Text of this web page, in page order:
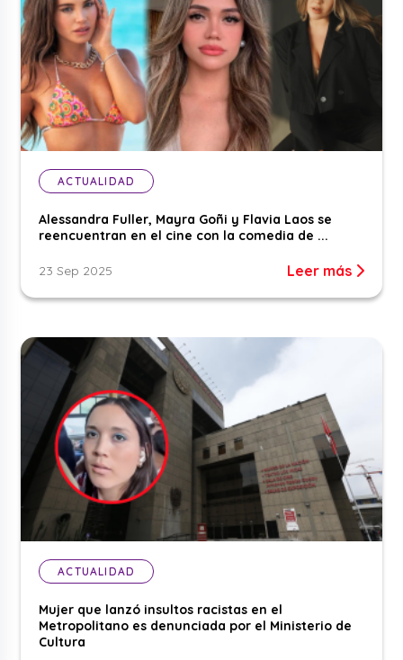
ACTUALIDAD
Alessandra Fuller, Mayra Goñi y Flavia Laos se
reencuentran en el cine con la comedia de ...
23 Sep 2025 Leer más
ACTUALIDAD
Mujer que lanzó insultos racistas en el
Metropolitano es denunciada por el Ministerio de
Cultura